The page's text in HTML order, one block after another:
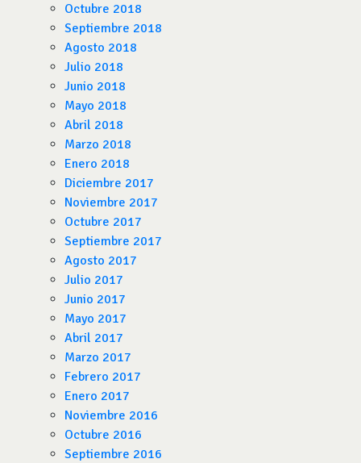
Octubre 2018
Septiembre 2018
Agosto 2018
Julio 2018
Junio 2018
Mayo 2018
Abril 2018
Marzo 2018
Enero 2018
Diciembre 2017
Noviembre 2017
Octubre 2017
Septiembre 2017
Agosto 2017
Julio 2017
Junio 2017
Mayo 2017
Abril 2017
Marzo 2017
Febrero 2017
Enero 2017
Noviembre 2016
Octubre 2016
Septiembre 2016